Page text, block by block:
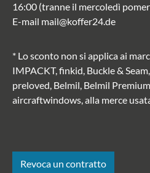
16:00 (tranne il mercoledì
E-mail mail@koffer24.de
* Lo sconto non si applica ai
IMPACKT, finkid, Buckle &
preloved, Belmil, Belmil
aircraftwindows, alla merce
Revoca un contratto